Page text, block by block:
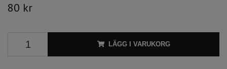
80 kr
LÄGG I VARUKORG